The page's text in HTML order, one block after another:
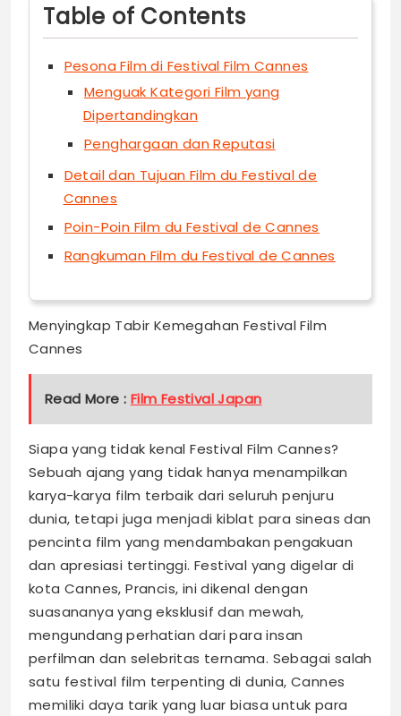
Table of Contents
Pesona Film di Festival Film Cannes
Menguak Kategori Film yang
Dipertandingkan
Penghargaan dan Reputasi
Detail dan Tujuan Film du Festival de
Cannes
Poin-Poin Film du Festival de Cannes
Rangkuman Film du Festival de Cannes
Menyingkap Tabir Kemegahan Festival Film
Cannes
Read More : Film Festival Japan
Siapa yang tidak kenal Festival Film Cannes?
Sebuah ajang yang tidak hanya menampilkan
karya-karya film terbaik dari seluruh penjuru
dunia, tetapi juga menjadi kiblat para sineas dan
pencinta film yang mendambakan pengakuan
dan apresiasi tertinggi. Festival yang digelar di
kota Cannes, Prancis, ini dikenal dengan
suasananya yang eksklusif dan mewah,
mengundang perhatian dari para insan
perfilman dan selebritas ternama. Sebagai salah
satu festival film terpenting di dunia, Cannes
memiliki daya tarik yang luar biasa untuk para